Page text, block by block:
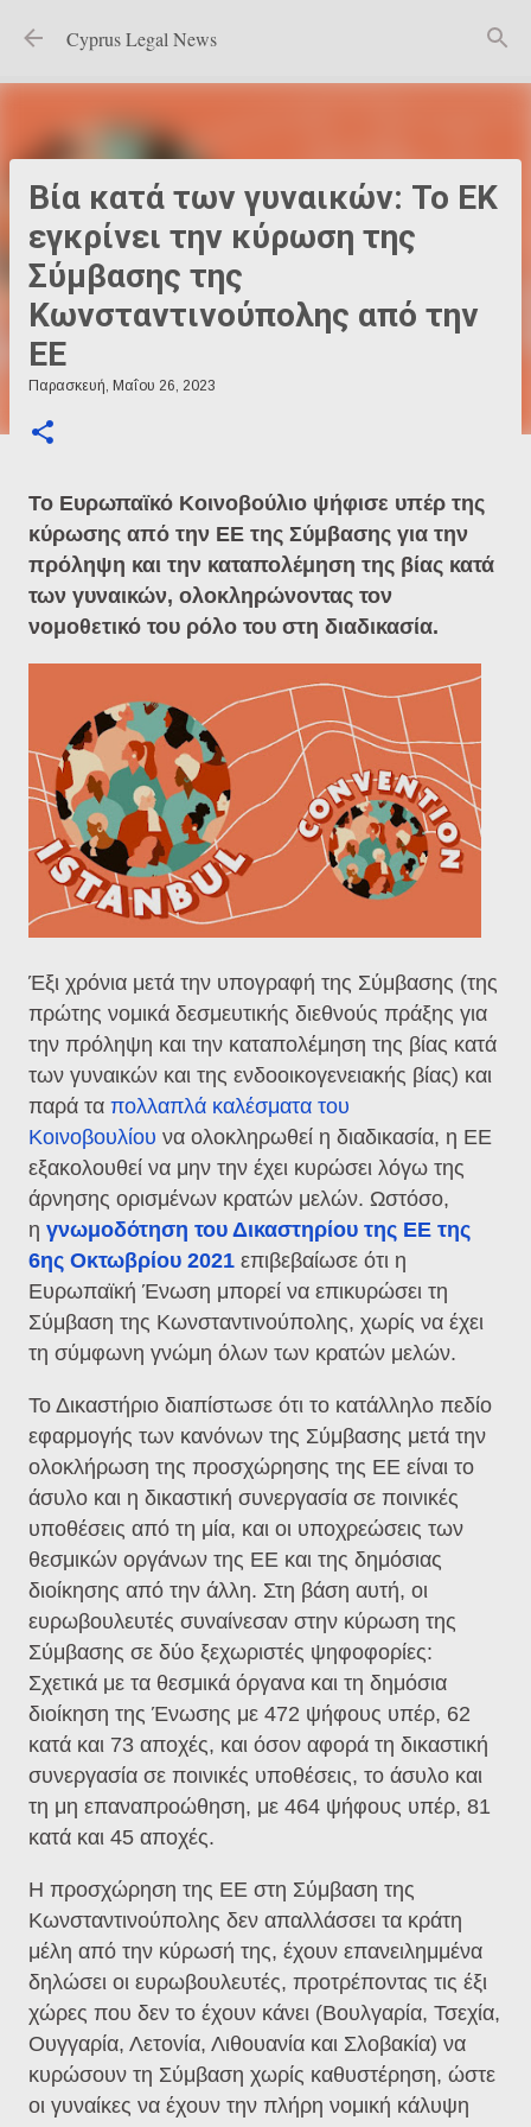
Μετάβαση στο κύριο περιεχόμενο
Cyprus Legal News
Βία κατά των γυναικών: Το ΕΚ
εγκρίνει την κύρωση της
Σύμβασης της
Κωνσταντινούπολης από την
ΕΕ
Παρασκευή, Μαΐου 26, 2023
Το Ευρωπαϊκό Κοινοβούλιο ψήφισε υπέρ της
κύρωσης από την ΕΕ της Σύμβασης για την
πρόληψη και την καταπολέμηση της βίας κατά
των γυναικών, ολοκληρώνοντας τον
νομοθετικό του ρόλο του στη διαδικασία.
Έξι χρόνια μετά την υπογραφή της Σύμβασης (της
πρώτης νομικά δεσμευτικής διεθνούς πράξης για
την πρόληψη και την καταπολέμηση της βίας κατά
των γυναικών και της ενδοοικογενειακής βίας) και
παρά τα πολλαπλά καλέσματα του
Κοινοβουλίου να ολοκληρωθεί η διαδικασία, η ΕΕ
εξακολουθεί να μην την έχει κυρώσει λόγω της
άρνησης ορισμένων κρατών μελών. Ωστόσο,
η γνωμοδότηση του Δικαστηρίου της ΕΕ της
6ης Οκτωβρίου 2021 επιβεβαίωσε ότι η
Ευρωπαϊκή Ένωση μπορεί να επικυρώσει τη
Σύμβαση της Κωνσταντινούπολης, χωρίς να έχει
τη σύμφωνη γνώμη όλων των κρατών μελών.
Το Δικαστήριο διαπίστωσε ότι το κατάλληλο πεδίο
εφαρμογής των κανόνων της Σύμβασης μετά την
ολοκλήρωση της προσχώρησης της ΕΕ είναι το
άσυλο και η δικαστική συνεργασία σε ποινικές
υποθέσεις από τη μία, και οι υποχρεώσεις των
θεσμικών οργάνων της ΕΕ και της δημόσιας
διοίκησης από την άλλη. Στη βάση αυτή, οι
ευρωβουλευτές συναίνεσαν στην κύρωση της
Σύμβασης σε δύο ξεχωριστές ψηφοφορίες:
Σχετικά με τα θεσμικά όργανα και τη δημόσια
διοίκηση της Ένωσης με 472 ψήφους υπέρ, 62
κατά και 73 αποχές, και όσον αφορά τη δικαστική
συνεργασία σε ποινικές υποθέσεις, το άσυλο και
τη μη επαναπροώθηση, με 464 ψήφους υπέρ, 81
κατά και 45 αποχές.
Η προσχώρηση της ΕΕ στη Σύμβαση της
Κωνσταντινούπολης δεν απαλλάσσει τα κράτη
μέλη από την κύρωσή της, έχουν επανειλημμένα
δηλώσει οι ευρωβουλευτές, προτρέποντας τις έξι
χώρες που δεν το έχουν κάνει (Βουλγαρία, Τσεχία,
Ουγγαρία, Λετονία, Λιθουανία και Σλοβακία) να
κυρώσουν τη Σύμβαση χωρίς καθυστέρηση, ώστε
οι γυναίκες να έχουν την πλήρη νομική κάλυψη